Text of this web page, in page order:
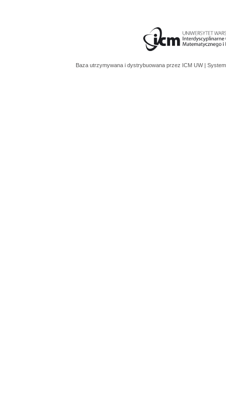
Baza utrzymywana i dystrybuowana przez ICM UW |